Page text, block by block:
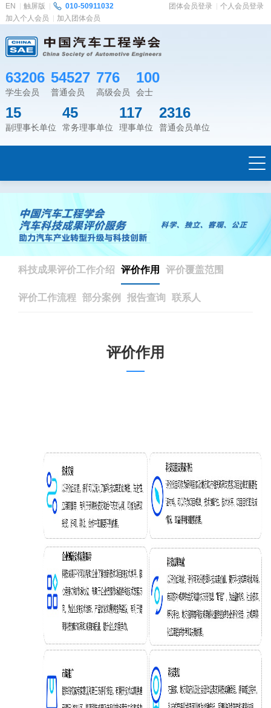
EN 触屏版 010-50911032 团体会员登录
个人会员登录
加入个人会员
加入团体会员
63206
学生会员
54527
普通会员
776
高级会员
100
会士
15
副理事长单位
45
常务理事单位
117
理事单位
2316
普通会员单位
科技成果评价工作介绍 评价作用 评价覆盖范围
评价工作流程 部分案例 报告查询 联系人
评价作用